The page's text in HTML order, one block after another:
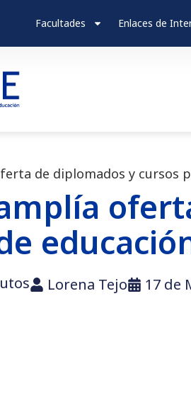
Facultades Enlaces de
de diplomados y cursos
amplía
Lorena Tejo 17 de